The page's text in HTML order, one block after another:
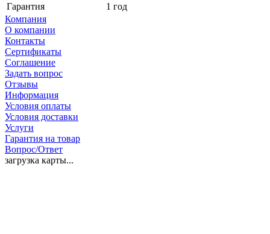
Гарантия
1 год
Компания
О компании
Контакты
Сертификаты
Соглашение
Задать вопрос
Отзывы
Информация
Условия оплаты
Условия доставки
Услуги
Гарантия на товар
Вопрос/Ответ
загрузка карты...